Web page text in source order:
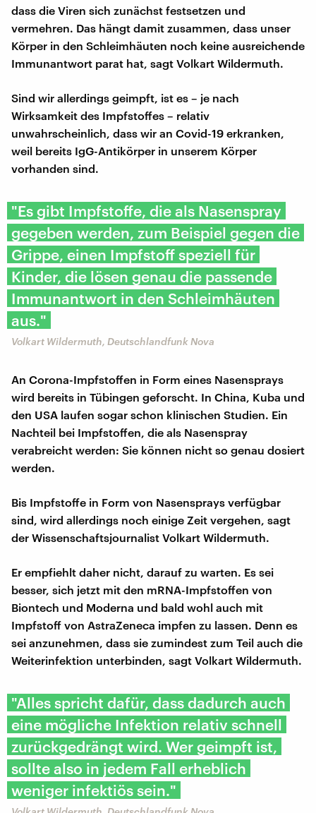
dass die Viren sich zunächst festsetzen und
vermehren. Das hängt damit zusammen, dass unser
Körper in den Schleimhäuten noch keine ausreichende
Immunantwort parat hat, sagt Volkart Wildermuth.
Sind wir allerdings geimpft, ist es – je nach
Wirksamkeit des Impfstoffes – relativ
unwahrscheinlich, dass wir an Covid-19 erkranken,
weil bereits IgG-Antikörper in unserem Körper
vorhanden sind.
"Es gibt Impfstoffe, die als Nasenspray
gegeben werden, zum Beispiel gegen die
Grippe, einen Impfstoff speziell für
Kinder, die lösen genau die passende
Immunantwort in den Schleimhäuten
aus."
Volkart Wildermuth, Deutschlandfunk Nova
An Corona-Impfstoffen in Form eines Nasensprays
wird bereits in Tübingen geforscht. In China, Kuba und
den USA laufen sogar schon klinischen Studien. Ein
Nachteil bei Impfstoffen, die als Nasenspray
verabreicht werden: Sie können nicht so genau dosiert
werden.
Bis Impfstoffe in Form von Nasensprays verfügbar
sind, wird allerdings noch einige Zeit vergehen, sagt
der Wissenschaftsjournalist Volkart Wildermuth.
Er empfiehlt daher nicht, darauf zu warten. Es sei
besser, sich jetzt mit den mRNA-Impfstoffen von
Biontech und Moderna und bald wohl auch mit
Impfstoff von AstraZeneca impfen zu lassen. Denn es
sei anzunehmen, dass sie zumindest zum Teil auch die
Weiterinfektion unterbinden, sagt Volkart Wildermuth.
"Alles spricht dafür, dass dadurch auch
eine mögliche Infektion relativ schnell
zurückgedrängt wird. Wer geimpft ist,
sollte also in jedem Fall erheblich
weniger infektiös sein."